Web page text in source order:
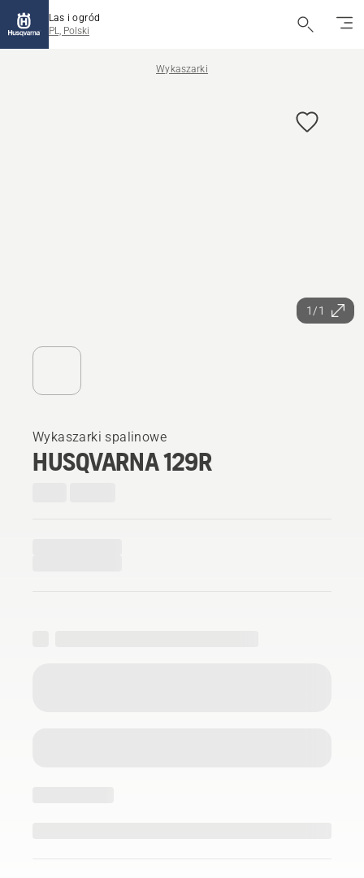
Las i ogród
PL, Polski
Wykaszarki
1/1
Wykaszarki spalinowe
HUSQVARNA 129R